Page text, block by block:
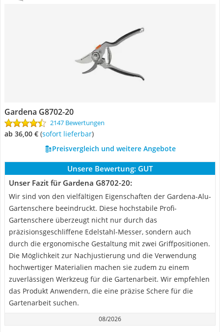
Gardena G8702-20
2147 Bewertungen
ab 36,00 € ( Sofort lieferbar)
Preisvergleich und weitere Angebote
Unsere Bewertung: GUT
Unser Fazit für Gardena G8702-20:
Wir sind von den vielfältigen Eigenschaften der Gardena-Alu-
Gartenschere beeindruckt. Diese hochstabile Profi-
Gartenschere überzeugt nicht nur durch das
präzisionsgeschliffene Edelstahl-Messer, sondern auch
durch die ergonomische Gestaltung mit zwei Griffpositionen.
Die Möglichkeit zur Nachjustierung und die Verwendung
hochwertiger Materialien machen sie zudem zu einem
zuverlässigen Werkzeug für die Gartenarbeit. Wir empfehlen
das Produkt Anwendern, die eine präzise Schere für die
Gartenarbeit suchen.
08/2026